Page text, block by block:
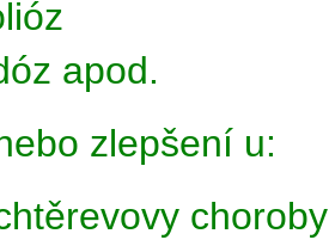
apod.
zlepšení u:
choroby